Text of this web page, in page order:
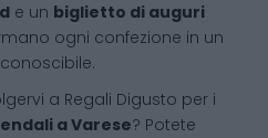
e un biglietto di auguri
ogni confezione in un
a Regali Digusto per i
a Varese? Potete